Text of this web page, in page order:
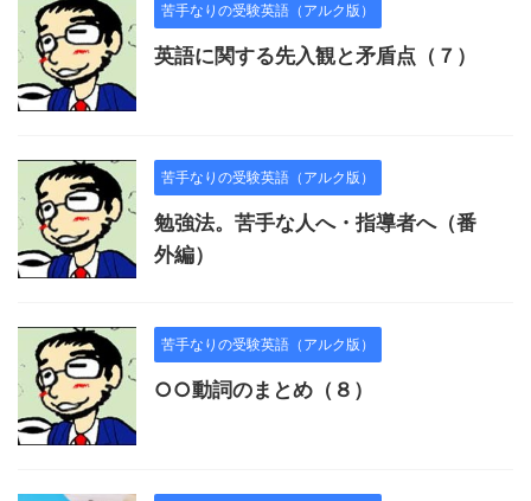
苦手なりの受験英語（アルク版）
英語に関する先入観と矛盾点（７）
苦手なりの受験英語（アルク版）
勉強法。苦手な人へ・指導者へ（番
外編）
苦手なりの受験英語（アルク版）
○○動詞のまとめ（８）